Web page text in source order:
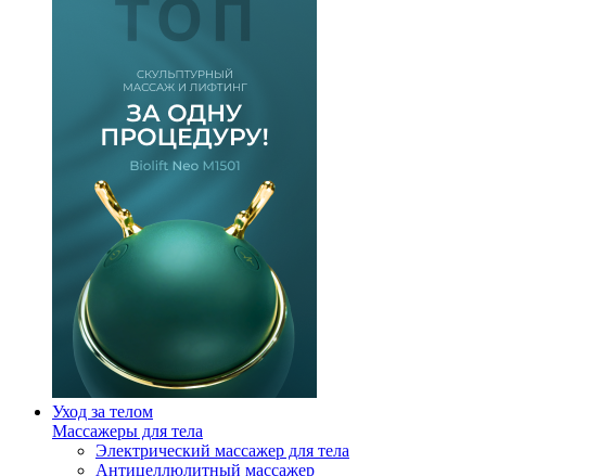
Уход за телом
Массажеры для тела
Электрический массажер для тела
Антицеллюлитный массажер